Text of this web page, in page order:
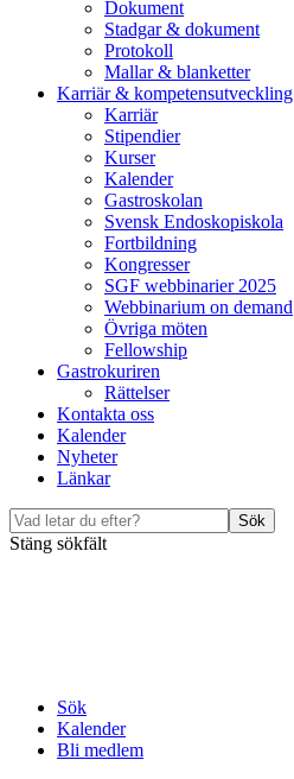
Dokument
Stadgar & dokument
Protokoll
Mallar & blanketter
Karriär & kompetensutveckling
Karriär
Stipendier
Kurser
Kalender
Gastroskolan
Svensk Endoskopiskola
Fortbildning
Kongresser
SGF webbinarier 2025
Webbinarium on demand
Övriga möten
Fellowship
Gastrokuriren
Rättelser
Kontakta oss
Kalender
Nyheter
Länkar
Sök
Stäng sökfält
Sök
Kalender
Bli medlem